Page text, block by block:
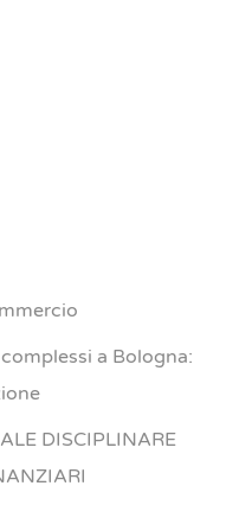
a Bologna:
DISCIPLINARE